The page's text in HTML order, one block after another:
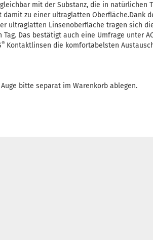
mit der Substanz, die in natürlichen
zu einer ultraglatten Oberfläche.Dank der
ultraglatten Linsenoberfläche tragen sich
Das bestätigt auch eine Umfrage unter
® Kontaktlinsen die komfortabelsten
bitte separat im Warenkorb ablegen.